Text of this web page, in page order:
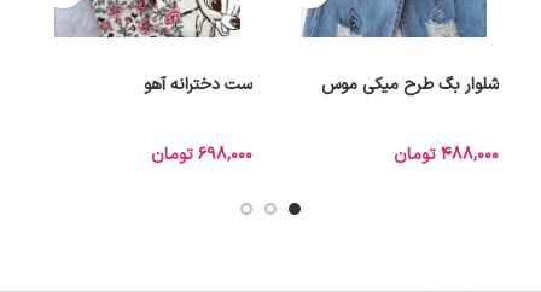
شلوار بگ طرح میکی موس
488,000تومان
ست دخترانه آهو
698,000تومان